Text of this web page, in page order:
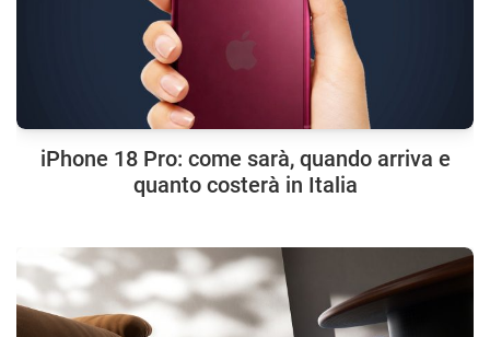
iPhone 18 Pro: come sarà, quando arriva e
quanto costerà in Italia